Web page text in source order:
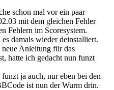
schon mal vor ein paar
mit dem gleichen Fehler
Fehlern im Scoresystem.
damals wieder deinstalliert.
Anleitung für das
hatte ich gedacht nun funzt
funzt ja auch, nur eben bei den
ist nun der Wurm drin.